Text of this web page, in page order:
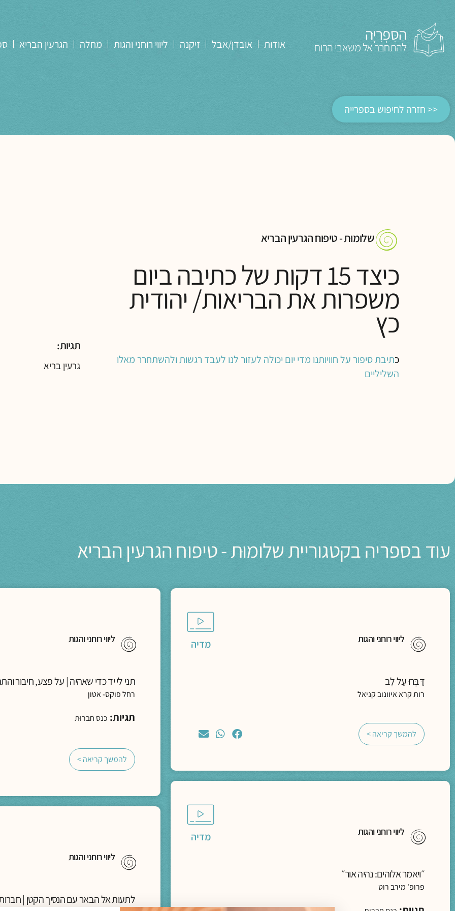
הַסִּפְרִיָּה
להתחבר אל משאבי הרוח אודות אובדן/אבל זיקנה ליווי רוחני והגות מחלה הגרעין הבריא
<< חזרה לחיפוש בספרייה
שלומוּת - טיפוח הגרעין הבריא
כיצד 15 דקות של כתיבה ביום
משפרות את הבריאות/ יהודית
כץ
כתיבת סיפור על חוויותנו מדי יום יכולה לעזור לנו לעבד רגשות ולהשתחרר מאלו
השליליים
תגיות:
גרעין בריא
עוד בספריה בקטגוריית שלומוּת - טיפוח הגרעין הבריא
מדיה ליווי רוחני והגות
דַּבְּרוּ עַל לֵב
רות קרא איוונוב קניאל
להמשך קריאה >
ליווי רוחני והגות
תני לי יד כדי שאהיה | על פצע, חיבור
רחל פוקס- אטון
תגיות: כנס חברוּת
להמשך קריאה >
מדיה ליווי רוחני והגות
״ויאמר אלוהים: נהיה אור״
פרופ' מירב רוט
ליווי רוחני והגות
לתעות אל הבאר עם הנסיך הקטן |